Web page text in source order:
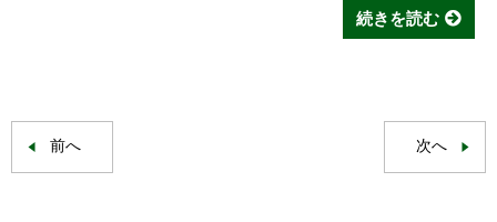
続きを読む
前へ 次へ